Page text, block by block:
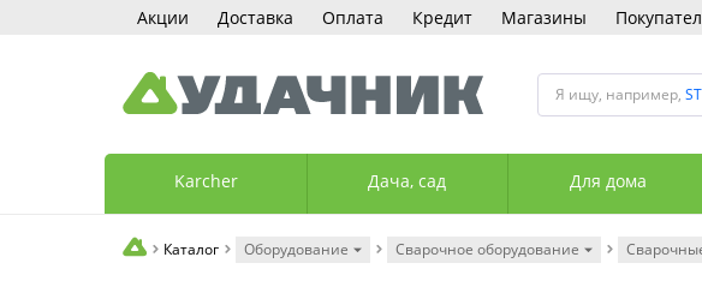
Акции Доставка Оплата Кредит Магазины
Я ищу, например,
Karcher Дача, сад Для дома
Каталог Оборудование Сварочное оборудование